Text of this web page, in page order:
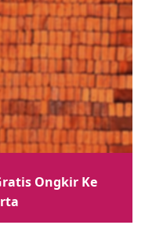
Ongkir Ke